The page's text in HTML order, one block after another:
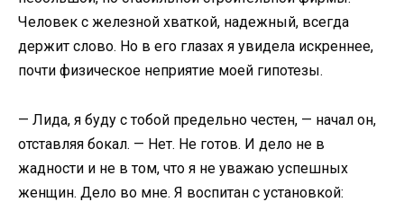
Человек с железной хваткой, надежный, всегда
держит слово. Но в его глазах я увидела искреннее,
почти физическое неприятие моей гипотезы.
— Лида, я буду с тобой предельно честен, — начал он,
отставляя бокал. — Нет. Не готов. И дело не в
жадности и не в том, что я не уважаю успешных
женщин. Дело во мне. Я воспитан с установкой: